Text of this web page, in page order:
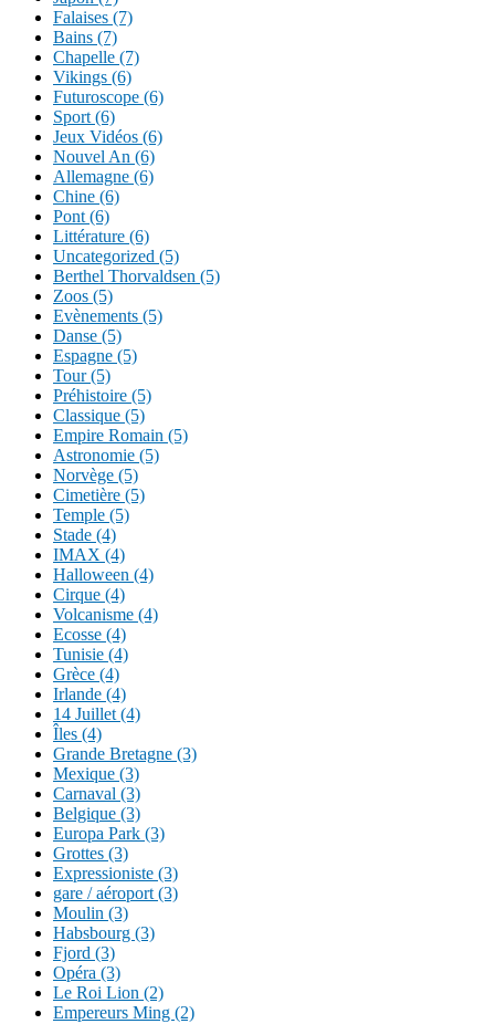
Falaises (7)
Bains (7)
Chapelle (7)
Vikings (6)
Futuroscope (6)
Sport (6)
Jeux Vidéos (6)
Nouvel An (6)
Allemagne (6)
Chine (6)
Pont (6)
Littérature (6)
Uncategorized (5)
Berthel Thorvaldsen (5)
Zoos (5)
Evènements (5)
Danse (5)
Espagne (5)
Tour (5)
Préhistoire (5)
Classique (5)
Empire Romain (5)
Astronomie (5)
Norvège (5)
Cimetière (5)
Temple (5)
Stade (4)
IMAX (4)
Halloween (4)
Cirque (4)
Volcanisme (4)
Ecosse (4)
Tunisie (4)
Grèce (4)
Irlande (4)
14 Juillet (4)
Îles (4)
Grande Bretagne (3)
Mexique (3)
Carnaval (3)
Belgique (3)
Europa Park (3)
Grottes (3)
Expressioniste (3)
gare / aéroport (3)
Moulin (3)
Habsbourg (3)
Fjord (3)
Opéra (3)
Le Roi Lion (2)
Empereurs Ming (2)